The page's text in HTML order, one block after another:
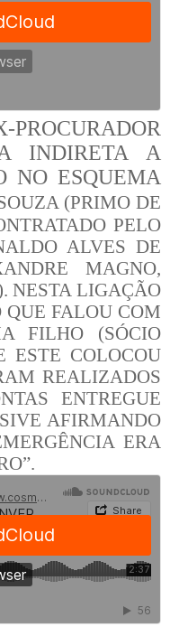
INDIRETA A
NO ESQUEMA
(PRIMO DE
PELO
ALVES DE
MAGNO,
NESTA LIGAÇÃO
FALOU COM
FILHO (SÓCIO
ESTE COLOCOU
REALIZADOS
ENTREGUE
AFIRMANDO
ERA